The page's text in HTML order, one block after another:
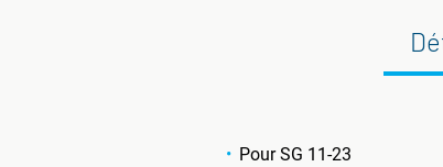
Pour SG 11-23